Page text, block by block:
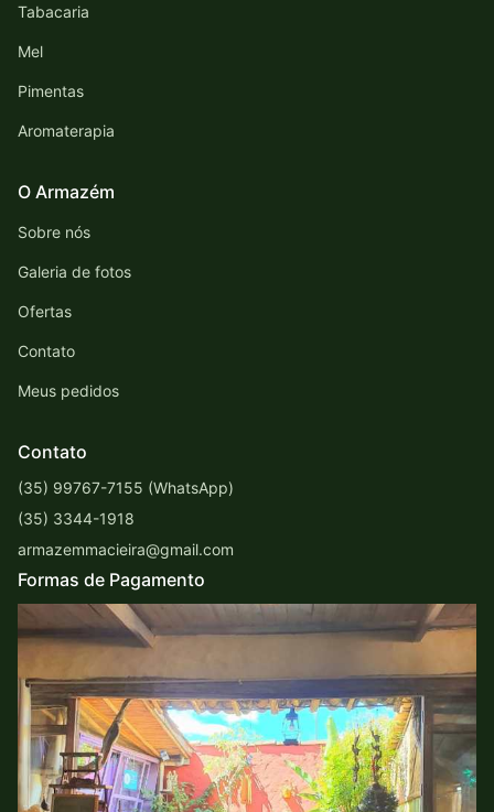
Tabacaria
Mel
Pimentas
Aromaterapia
O Armazém
Sobre nós
Galeria de fotos
Ofertas
Contato
Meus pedidos
Contato
(35) 99767-7155 (WhatsApp)
(35) 3344-1918
armazemmacieira@gmail.com
Formas de Pagamento